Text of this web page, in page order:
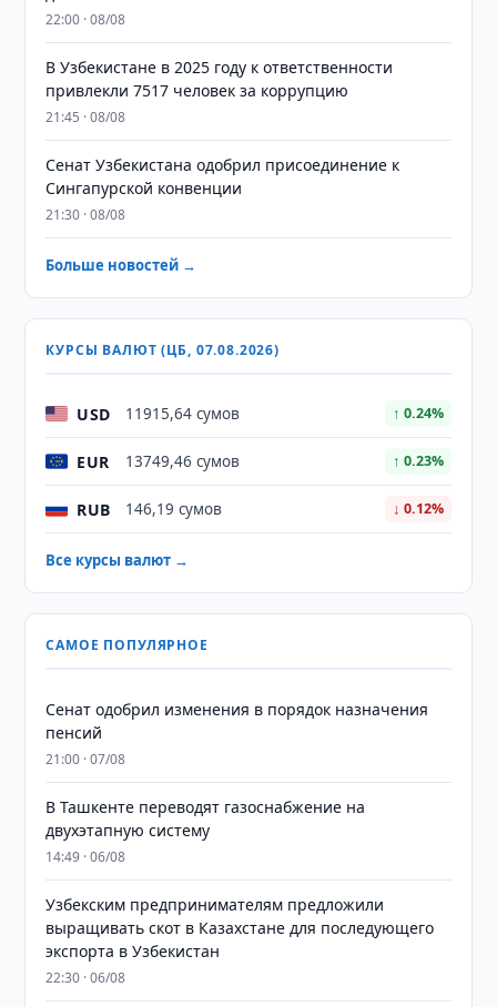
22:00 · 08/08
В Узбекистане в 2025 году к ответственности
привлекли 7517 человек за коррупцию
21:45 · 08/08
Сенат Узбекистана одобрил присоединение к
Сингапурской конвенции
21:30 · 08/08
Больше новостей →
КУРСЫ ВАЛЮТ (ЦБ, 07.08.2026)
USD 11915,64 сумов ↑ 0.24%
EUR 13749,46 сумов ↑ 0.23%
RUB 146,19 сумов ↓ 0.12%
Все курсы валют →
САМОЕ ПОПУЛЯРНОЕ
Сенат одобрил изменения в порядок назначения
пенсий
21:00 · 07/08
В Ташкенте переводят газоснабжение на
двухэтапную систему
14:49 · 06/08
Узбекским предпринимателям предложили
выращивать скот в Казахстане для последующего
экспорта в Узбекистан
22:30 · 06/08